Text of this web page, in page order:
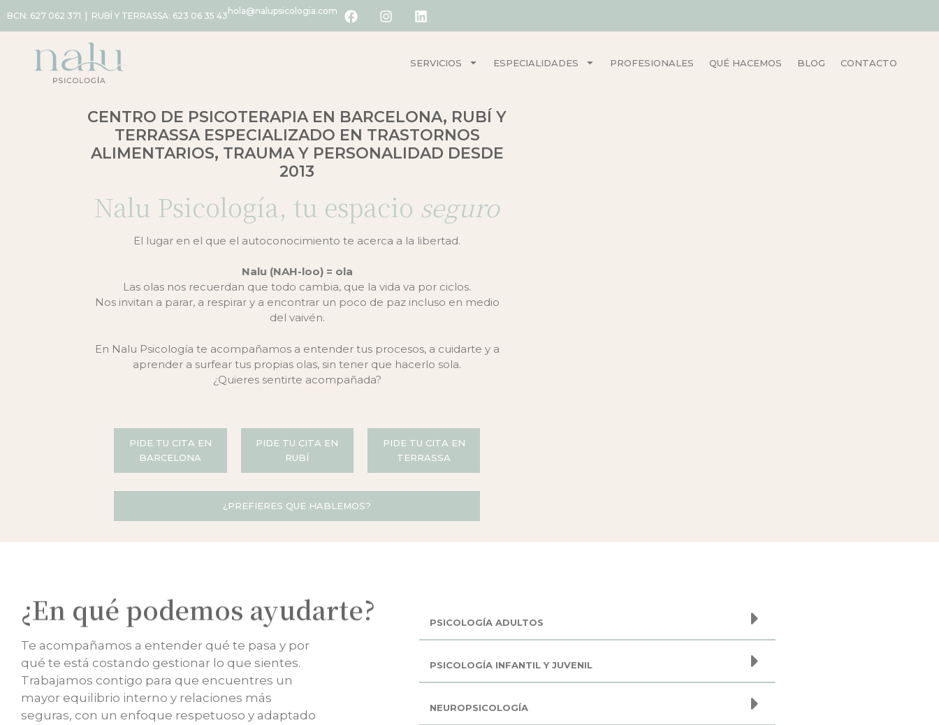
BCN: 627 062 371 | RUBÍ Y TERRASSA: 623 06 35 43 hola@nalupsicologia.com
SERVICIOS ESPECIALIDADES PROFESIONALES QUÉ HACEMOS BLOG CONTACTO
CENTRO DE PSICOTERAPIA EN BARCELONA, RUBÍ Y
TERRASSA ESPECIALIZADO EN TRASTORNOS
ALIMENTARIOS, TRAUMA Y PERSONALIDAD DESDE
2013
Nalu Psicología, tu espacio seguro
El lugar en el que el autoconocimiento te acerca a la libertad.
Nalu (NAH-loo) = ola
Las olas nos recuerdan que todo cambia, que la vida va por ciclos.
Nos invitan a parar, a respirar y a encontrar un poco de paz incluso en medio
del vaivén.
En Nalu Psicología te acompañamos a entender tus procesos, a cuidarte y a
aprender a surfear tus propias olas, sin tener que hacerlo sola.
¿Quieres sentirte acompañada?
PIDE TU CITA EN
BARCELONA
PIDE TU CITA EN
RUBÍ
PIDE TU CITA EN
TERRASSA
¿PREFIERES QUE HABLEMOS?
¿En qué podemos ayudarte?
Te acompañamos a entender qué te pasa y por
qué te está costando gestionar lo que sientes.
Trabajamos contigo para que encuentres un
mayor equilibrio interno y relaciones más
seguras, con un enfoque respetuoso y adaptado
PSICOLOGÍA ADULTOS
PSICOLOGÍA INFANTIL Y JUVENIL
NEUROPSICOLOGÍA